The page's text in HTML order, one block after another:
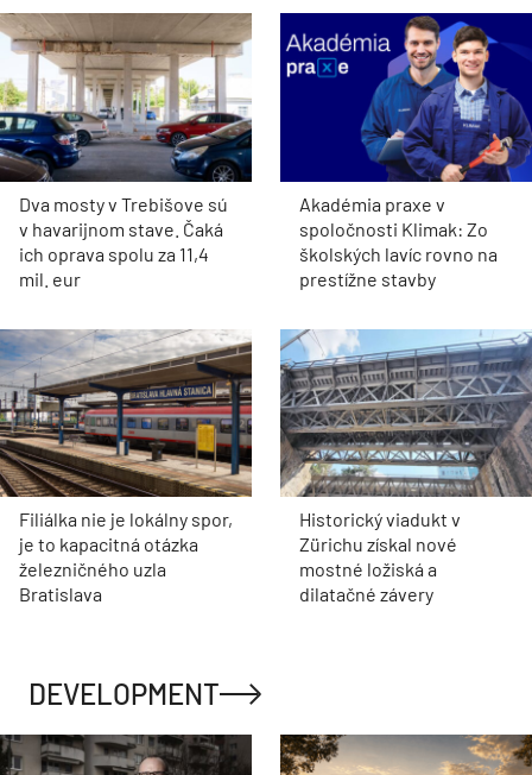
Dva mosty v Trebišove sú
v havarijnom stave. Čaká
ich oprava spolu za 11,4
mil. eur
Akadémia praxe v
spoločnosti Klimak: Zo
školských lavíc rovno na
prestížne stavby
Filiálka nie je lokálny spor,
je to kapacitná otázka
železničného uzla
Bratislava
Historický viadukt v
Zürichu získal nové
mostné ložiská a
dilatačné závery
DEVELOPMENT